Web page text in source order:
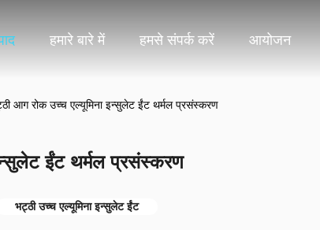
हमारे बारे में हमसे संपर्क करें आयोजन
आग रोक उच्च एल्यूमिना इन्सुलेट ईंट थर्मल प्रसंस्करण
ईंट थर्मल प्रसंस्करण
भट्ठी उच्च एल्यूमिना इन्सुलेट ईंट